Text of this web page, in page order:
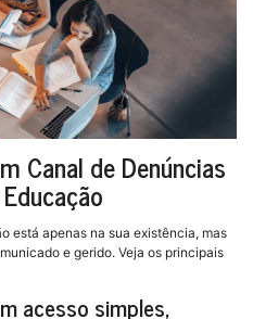
Canal de Denúncias
está apenas na sua existência, mas
e gerido. Veja os principais
acesso simples,